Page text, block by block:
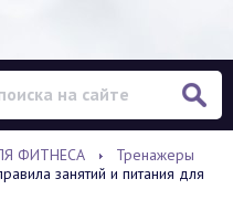
ФИТНЕСА
Тренажеры
занятий и питания для